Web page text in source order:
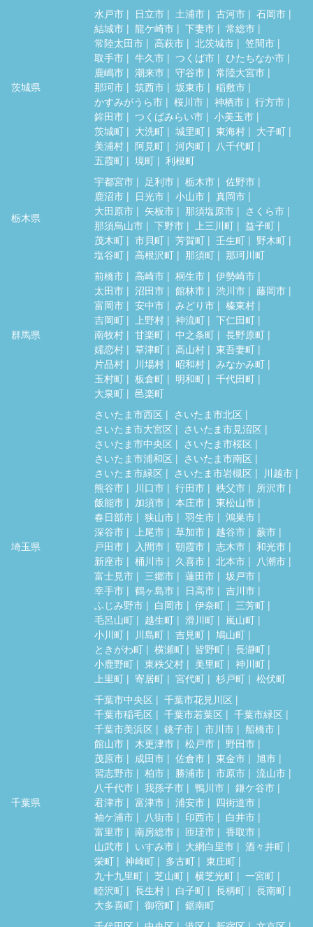
茨城県
水戸市 日立市 土浦市 古河市
石岡市
結城市
龍ケ崎市 下妻市
常総市
常陸太田市
高萩市 北茨城市
笠間市
取手市
牛久市 つくば市
ひたちなか市
鹿嶋市
潮来市 守谷市
常陸大宮市
那珂市
筑西市 坂東市
稲敷市
かすみがうら市
桜川市 神栖市
行方市
鉾田市
つくばみらい市
小美玉市
茨城町
大洗町 城里町 東海村
大子町
美浦村
阿見町 河内町
八千代町
五霞町
境町 利根町
栃木県
宇都宮市 足利市 栃木市
佐野市
鹿沼市
日光市 小山市
真岡市
大田原市
矢板市 那須塩原市
さくら市
那須烏山市
下野市 上三川町
益子町
茂木町
市貝町 芳賀町 壬生町
野木町
塩谷町
高根沢町 那須町 那珂川町
群馬県
前橋市 高崎市 桐生市
伊勢崎市
太田市
沼田市 館林市 渋川市
藤岡市
富岡市
安中市 みどり市
榛東村
吉岡町
上野村 神流町
下仁田町
南牧村
甘楽町 中之条町
長野原町
嬬恋村
草津町 高山村
東吾妻町
片品村
川場村 昭和村
みなかみ町
玉村町
板倉町 明和町
千代田町
大泉町
邑楽町
埼玉県
さいたま市西区
さいたま市北区
さいたま市大宮区
さいたま市見沼区
さいたま市中央区
さいたま市桜区
さいたま市浦和区
さいたま市南区
さいたま市緑区
さいたま市岩槻区
川越市
熊谷市
川口市 行田市 秩父市
所沢市
飯能市
加須市 本庄市
東松山市
春日部市
狭山市 羽生市
鴻巣市
深谷市
上尾市 草加市 越谷市
蕨市
戸田市
入間市 朝霞市 志木市
和光市
新座市
桶川市 久喜市 北本市
八潮市
富士見市
三郷市 蓮田市
坂戸市
幸手市
鶴ヶ島市 日高市
吉川市
ふじみ野市
白岡市 伊奈町
三芳町
毛呂山町
越生町 滑川町
嵐山町
小川町
川島町 吉見町
鳩山町
ときがわ町
横瀬町 皆野町
長瀞町
小鹿野町
東秩父村 美里町
神川町
上里町
寄居町 宮代町 杉戸町 松伏町
千葉県
千葉市中央区
千葉市花見川区
千葉市稲毛区
千葉市若葉区
千葉市緑区
千葉市美浜区
銚子市 市川市
船橋市
館山市
木更津市 松戸市
野田市
茂原市
成田市 佐倉市 東金市
旭市
習志野市
柏市 勝浦市 市原市
流山市
八千代市
我孫子市 鴨川市
鎌ケ谷市
君津市
富津市 浦安市
四街道市
袖ケ浦市
八街市 印西市
白井市
富里市
南房総市 匝瑳市
香取市
山武市
いすみ市 大網白里市
酒々井町
栄町
神崎町 多古町
東庄町
九十九里町
芝山町 横芝光町
一宮町
睦沢町
長生村 白子町 長柄町
長南町
大多喜町
御宿町
鋸南町